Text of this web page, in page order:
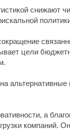
снижают
цели
альтернативные
а
компаний.